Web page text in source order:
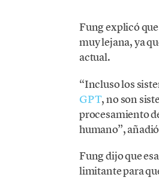
Fung explicó
muy lejana, ya
actual.
“Incluso los
GPT, no son
procesamiento
humano”,
Fung dijo que
limitante para